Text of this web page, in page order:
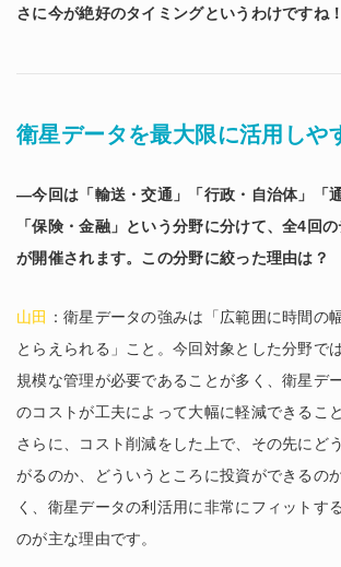
さに今が絶好のタイミングというわけですね！
衛星データを最大限に活用しや
―今回は「輸送・交通」「行政・自治体」「
「保険・金融」という分野に分けて、全4回
が開催されます。この分野に絞った理由は？
山田
：衛星データの強みは「広範囲に時間の
とらえられる」こと。今回対象とした分野で
規模な管理が必要であることが多く、衛星デ
のコストが工夫によって大幅に軽減できるこ
さらに、コスト削減をした上で、その先にど
がるのか、どういうところに投資ができるの
く、衛星データの利活用に非常にフィットす
のが主な理由です。